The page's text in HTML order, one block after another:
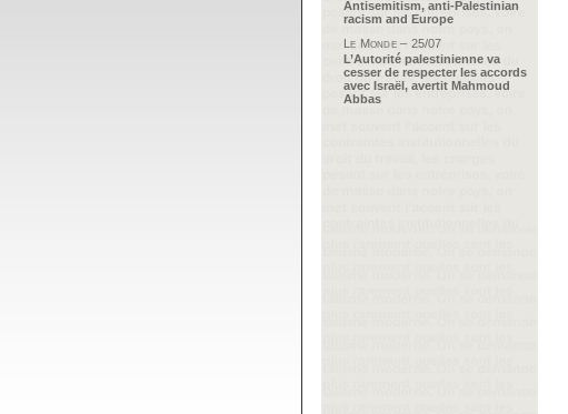
Antisemitism, anti-Palestinian
racism and Europe
Le Monde – 25/07
L’Autorité palestinienne va
cesser de respecter les accords
avec Israël, avertit Mahmoud
Abbas